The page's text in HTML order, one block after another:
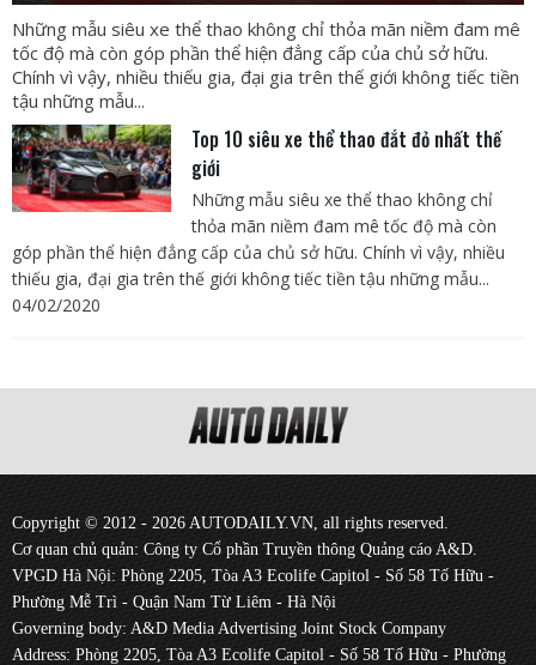
Những mẫu siêu xe thể thao không chỉ thỏa mãn niềm đam mê
tốc độ mà còn góp phần thể hiện đẳng cấp của chủ sở hữu.
Chính vì vậy, nhiều thiếu gia, đại gia trên thế giới không tiếc tiền
tậu những mẫu...
Top 10 siêu xe thể thao đắt đỏ nhất thế
giới
Những mẫu siêu xe thể thao không chỉ
thỏa mãn niềm đam mê tốc độ mà còn
góp phần thể hiện đẳng cấp của chủ sở hữu. Chính vì vậy, nhiều
thiếu gia, đại gia trên thế giới không tiếc tiền tậu những mẫu...
04/02/2020
Copyright © 2012 - 2026 AUTODAILY.VN, all rights reserved.
Cơ quan chủ quản: Công ty Cổ phần Truyền thông Quảng cáo A&D.
VPGD Hà Nội: Phòng 2205, Tòa A3 Ecolife Capitol - Số 58 Tố Hữu -
Phường Mễ Trì - Quận Nam Từ Liêm - Hà Nội
Governing body: A&D Media Advertising Joint Stock Company
Address: Phòng 2205, Tòa A3 Ecolife Capitol - Số 58 Tố Hữu - Phường